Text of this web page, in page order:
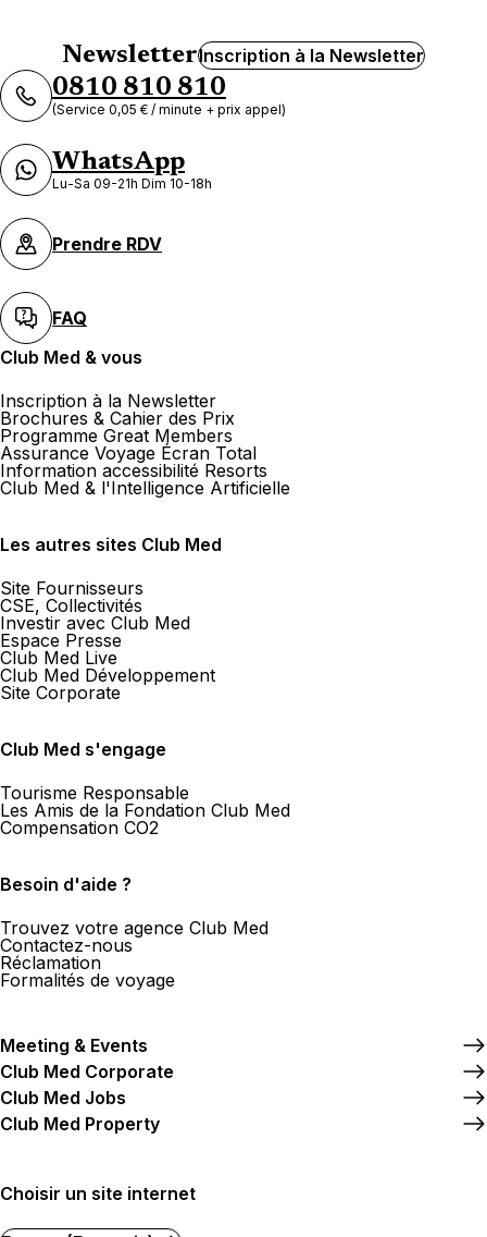
NewsletterInscription à la Newsletter
0810 810 810
(Service 0,05 € / minute + prix appel)
WhatsApp
Lu-Sa 09-21h Dim 10-18h
Prendre RDV
FAQ
Club Med & vous
Inscription à la Newsletter
Brochures & Cahier des Prix
Programme Great Members
Assurance Voyage Écran Total
Information accessibilité Resorts
Club Med & l'Intelligence Artificielle
Les autres sites Club Med
Site Fournisseurs
CSE, Collectivités
Investir avec Club Med
Espace Presse
Club Med Live
Club Med Développement
Site Corporate
Club Med s'engage
Tourisme Responsable
Les Amis de la Fondation Club Med
Compensation CO2
Besoin d'aide ?
Trouvez votre agence Club Med
Contactez-nous
Réclamation
Formalités de voyage
Meeting & Events
Club Med Corporate
Club Med Jobs
Club Med Property
Choisir un site internet